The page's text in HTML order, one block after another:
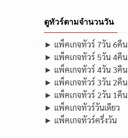
ดูทัวร์ตามจำนวนวัน
► แพ็คเกจทัวร์ 7วัน 6คืน
► แพ็คเกจทัวร์ 5วัน 4คืน
► แพ็คเกจทัวร์ 4วัน 3คืน
► แพ็คเกจทัวร์ 3วัน 2คืน
► แพ็คเกจทัวร์ 2วัน 1คืน
► แพ็คเกจทัวร์วันเดียว
► แพ็คเกจทัวร์ครึ่งวัน